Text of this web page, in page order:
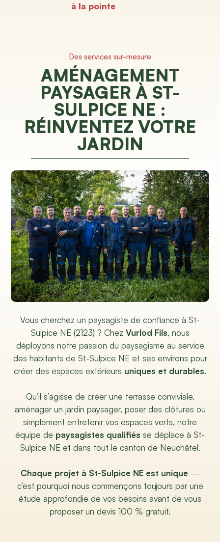
à la pointe
Des services sur-mesure
AMÉNAGEMENT
PAYSAGER À ST-
SULPICE NE :
RÉINVENTEZ VOTRE
JARDIN
Vous cherchez un paysagiste de confiance à St-
Sulpice NE (2123) ? Chez Vurlod Fils, nous
déployons notre passion du paysagisme au service
des habitants de St-Sulpice NE et ses environs pour
créer des espaces extérieurs uniques et durables.
Qu’il s’agisse de créer une terrasse conviviale,
aménager un jardin paysager, poser des clôtures ou
simplement entretenir vos espaces verts, notre
équipe de paysagistes qualifiés se déplace à St-
Sulpice NE et dans tout le canton de Neuchâtel.
Chaque projet à St-Sulpice NE est unique —
c’est pourquoi nous commençons toujours par une
étude approfondie de vos besoins avant de vous
proposer un devis 100 % gratuit.